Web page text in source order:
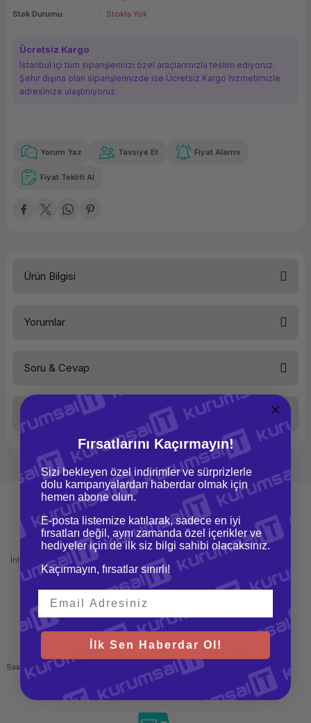
Bileşenleri
Stok Durumu
Stokta Yok
Ücretsiz Kargo
İstanbul içi tüm siparişlerinizi özel araçlarımızla teslim ediyoruz.
Şehir dışına olan siparişlerinizde ise Ücretsiz Kargo hizmetimizle
adresinize ulaştırııyoruz.
Güvenilir Alışveriş
Kolay iade imkanı
569,31 TL
Yorum Yaz Tavsiye Et Fiyat Alarmı
Fiyat Teklifi Al
Ürün Bilgisi
Hafıza Tekolojisi
Yorumlar
Yorum Yaz
Soru & Cevap
Ürün hakkında henüz soru sorulmamış.
Soru Sor
Taksit Seçenekleri
Mağazadan Teslimat
İnternetten sipariş et ve mağazadan
teslim al
İade ve Değişim
Kolay iade ve değişim imkanı
Hızlı Gönderi
Saat 15.00'a kadar yapılan siparişlerde
Güvenli Alışveriş
256 bit SSL sertifikası
Fırsatlarını Kaçırmayın!
Sizi bekleyen özel indirimler ve sürprizlerle
dolu kampanyalardan haberdar olmak için
hemen abone olun.
E-posta listemize katılarak, sadece en iyi
fırsatları değil, aynı zamanda özel içerikler ve
hediyeler için de ilk siz bilgi sahibi olacaksınız.
Kaçırmayın, fırsatlar sınırlı!
İlk Sen Haberdar Ol!